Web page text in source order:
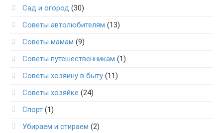
Сад и огород (30)
Советы автолюбителям (13)
Советы мамам (9)
Советы путешественникам (1)
Советы хозяину в быту (11)
Советы хозяйке (24)
Спорт (1)
Убираем и стираем (2)